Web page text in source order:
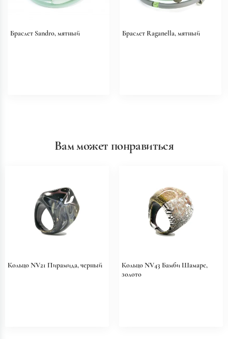
Браслет Sandro, мятный Браслет Raganella, мятный
Вам может понравиться
Кольцо NV21 Пирамида, черный
Кольцо NV43 Бамби Шамаре,
золото